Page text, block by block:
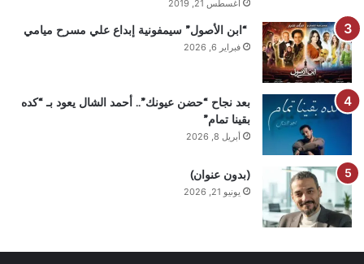
أغسطس 21, 2019
“ابن الأصول” سيمفونية إبداع علي مسرح ميامي
فبراير 6, 2026
بعد نجاح “حضن عيونك”.. أحمد الشال يعود بـ “كده
بقينا تمام”
أبريل 8, 2026
(بدون عنوان)
يونيو 21, 2026